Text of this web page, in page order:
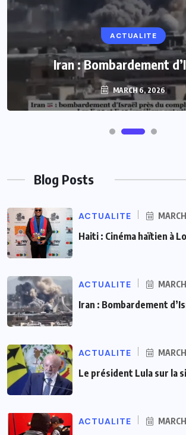
ACTUALITE
Iran : Bombardement
MARCH 6, 2026
ACTUALITE
Le président Lula sur la
MARCH 6, 2026
Blog Posts
ACTUALITE
Haiti : Cinéma haïtien à
ACTUALITE
Iran : Bombardement
ACTUALITE
Le président Lula sur la
ACTUALITE